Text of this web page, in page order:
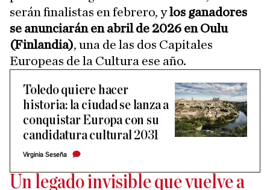
serán finalistas en febrero, ylos ganadores
se anunciarán en abril de 2026 en Oulu
(Finlandia), una de las dos Capitales
Europeas de la Cultura ese año.
Toledo quiere hacer
historia: la ciudad se lanza a
conquistar Europa con su
candidatura cultural 2031
Virginia Seseña
Un legado invisible que vuelve a